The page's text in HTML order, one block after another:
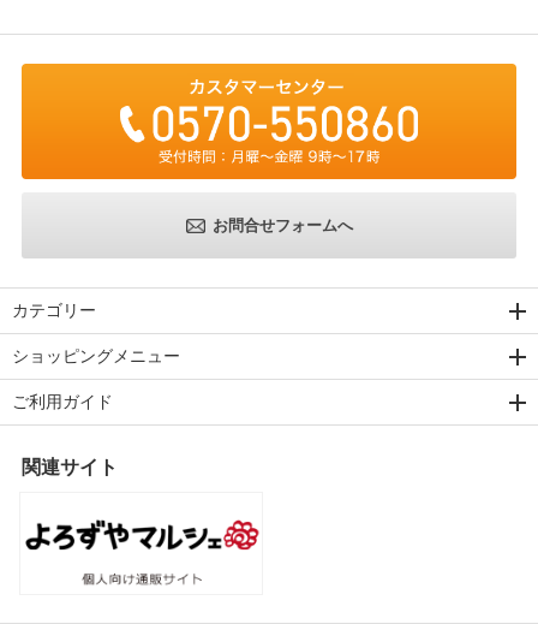
お問合せフォームへ
カテゴリー
ショッピングメニュー
ご利用ガイド
関連サイト